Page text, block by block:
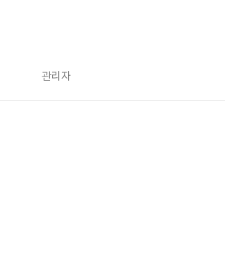
관리자